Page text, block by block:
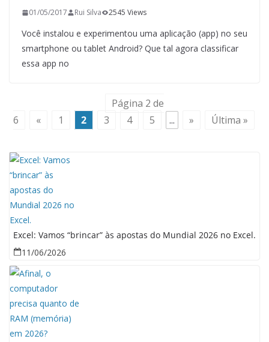
01/05/2017 Rui Silva 2545 Views
Você instalou e experimentou uma aplicação (app) no seu
smartphone ou tablet Android? Que tal agora classificar
essa app no
Página 2 de
6
« 1 2 3 4 5 ... » Última »
Excel: Vamos “brincar” às apostas do Mundial 2026 no Excel.
11/06/2026